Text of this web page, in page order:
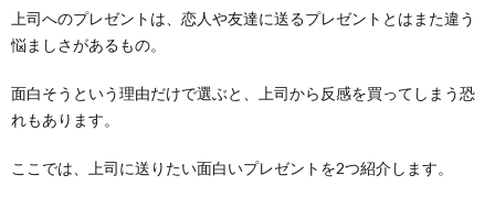
上司へのプレゼントは、恋人や友達に送るプレゼントとはまた違う
悩ましさがあるもの。
面白そうという理由だけで選ぶと、上司から反感を買ってしまう恐
れもあります。
ここでは、上司に送りたい面白いプレゼントを2つ紹介します。